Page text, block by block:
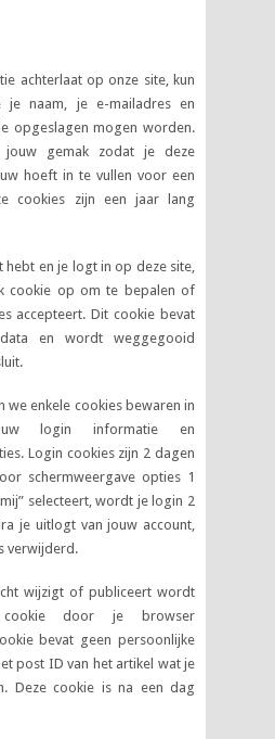
achterlaat op onze site, kun
naam, je e-mailadres en
opgeslagen mogen worden.
gemak zodat je deze
hoeft in te vullen voor een
cookies zijn een jaar lang
hebt en je logt in op deze site,
cookie op om te bepalen of
accepteert. Dit cookie bevat
en wordt weggegooid
we enkele cookies bewaren in
login informatie en
Login cookies zijn 2 dagen
schermweergave opties 1
selecteert, wordt je login 2
je uitlogt van jouw account,
verwijderd.
wijzigt of publiceert wordt
cookie door je browser
bevat geen persoonlijke
post ID van het artikel wat je
Deze cookie is na een dag